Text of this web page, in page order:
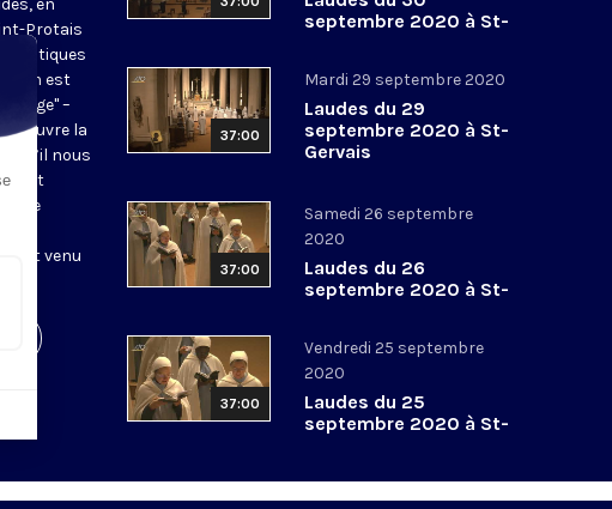
Protais
nom est
–
ouvre la
qu’il nous
tout
venu
septembre 2020 à St-
37:00
Mardi 29 septembre 2020
Laudes du 29
septembre 2020 à St-
Gervais
37:00
Samedi 26 septembre
2020
Laudes du 26
septembre 2020 à St-
37:00
Vendredi 25 septembre
2020
Laudes du 25
septembre 2020 à St-